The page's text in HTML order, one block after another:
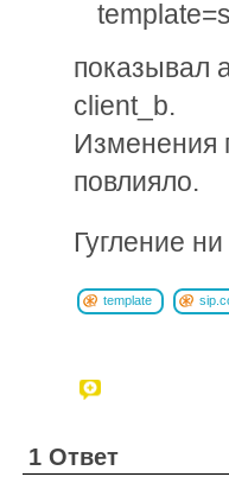
показывал
client_b.
Изменения
повлияло.
Гугление
template
1 Ответ